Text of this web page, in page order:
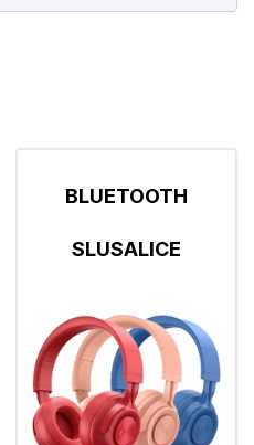
BLUETOOTH
SLUSALICE